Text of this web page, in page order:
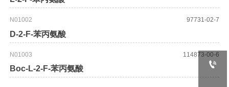
N01002
D-2-F-苯丙氨酸
97731-02-7
N01003
Boc-L-2-F-苯丙氨酸
114873-00-6
